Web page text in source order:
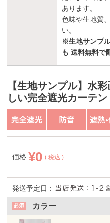
あります。
色味や生地質
い。
※生地サンプ
も 送料無料で
【生地サンプル】水
しい完全遮光カーテ
価格 ¥0 税込
発送予定日：
カラー